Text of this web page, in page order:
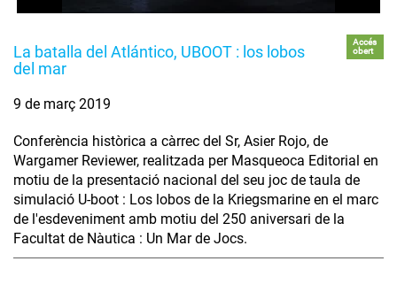
La batalla del Atlántico, UBOOT : los lobos
del mar
Accés
obert
9 de març 2019
Conferència històrica a càrrec del Sr, Asier Rojo, de
Wargamer Reviewer, realitzada per Masqueoca Editorial en
motiu de la presentació nacional del seu joc de taula de
simulació U-boot : Los lobos de la Kriegsmarine en el marc
de l'esdeveniment amb motiu del 250 aniversari de la
Facultat de Nàutica : Un Mar de Jocs.